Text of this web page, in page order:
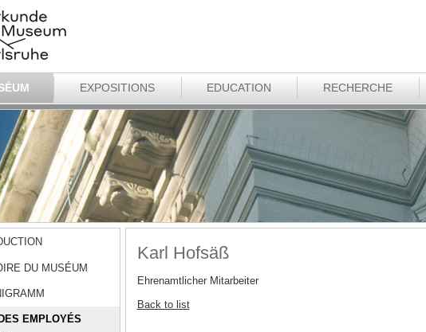
EXPOSITIONS EDUCATION RECHERCHE
DU MUSÉUM
EMPLOYÉS
Karl Hofsäß
Ehrenamtlicher Mitarbeiter
Back to list